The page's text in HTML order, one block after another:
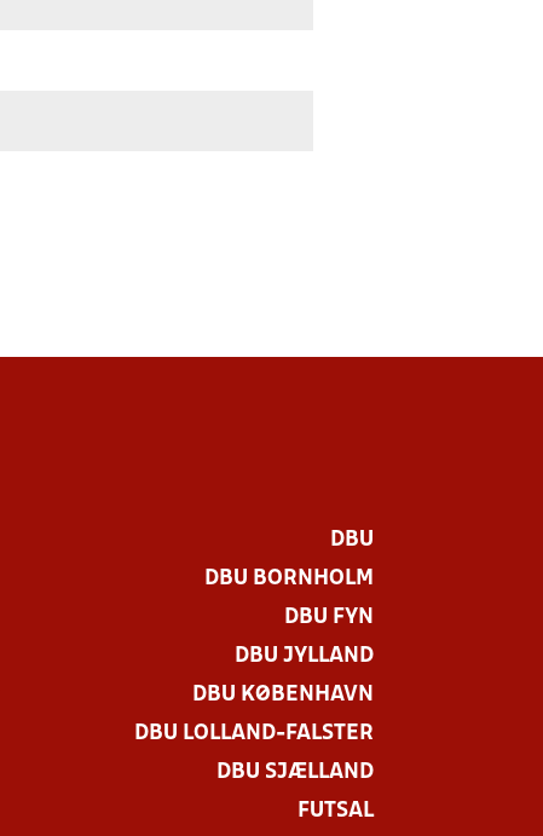
DBU
DBU BORNHOLM
DBU FYN
DBU JYLLAND
DBU KØBENHAVN
DBU LOLLAND-FALSTER
DBU SJÆLLAND
FUTSAL